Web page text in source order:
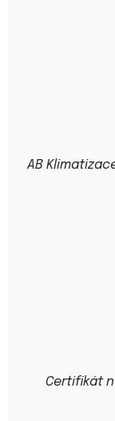
AB
Certifikát